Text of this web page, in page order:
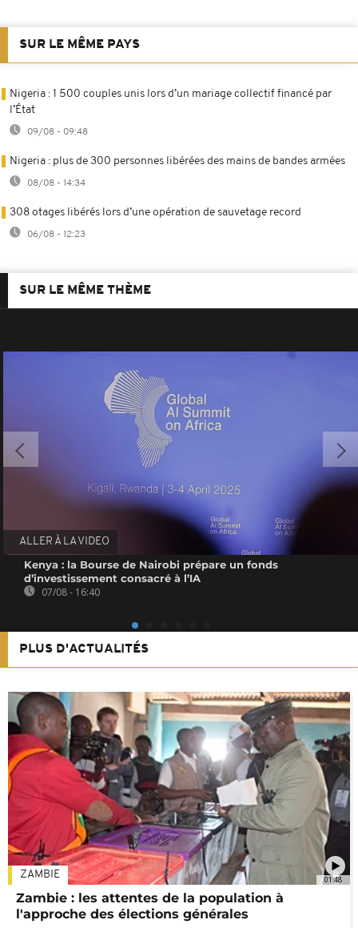
SUR LE MÊME PAYS
Nigeria : 1 500 couples unis lors d’un mariage collectif financé par
l’État
09/08 - 09:48
Nigeria : plus de 300 personnes libérées des mains de bandes armées
08/08 - 14:34
308 otages libérés lors d’une opération de sauvetage record
06/08 - 12:23
SUR LE MÊME THÈME
ALLER À LA VIDEO
Kenya : la Bourse de Nairobi prépare un fonds
d’investissement consacré à l’IA
07/08 - 16:40
PLUS D'ACTUALITÉS
01:48
ZAMBIE
Zambie : les attentes de la population à
l'approche des élections générales